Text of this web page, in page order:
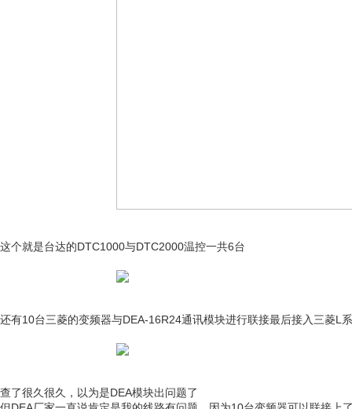
这个就是台达的DTC1000与DTC2000温控一共6台
还有10台三菱的变频器与DEA-16R24通讯模块进行联接最后接入三菱L
查了很久很久，以为是DEA模块出问题了